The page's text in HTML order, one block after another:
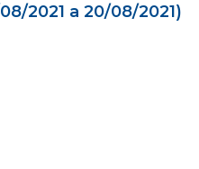
2021 a 20/08/2021)